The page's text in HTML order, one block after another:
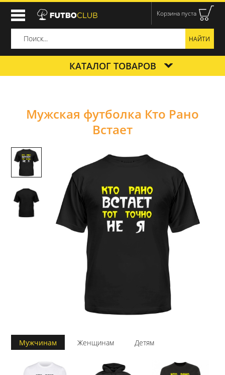
Корзина пуста
КАТАЛОГ ТОВАРОВ
Мужская футболка Кто Рано
Встает
Мужчинам Женщинам Детям